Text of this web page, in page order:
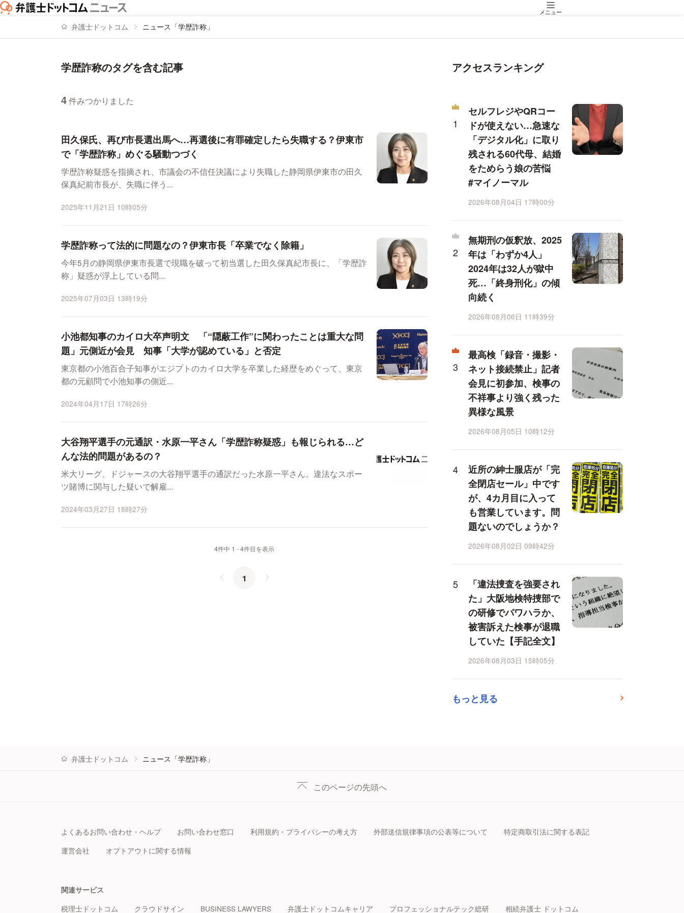
メニュー
弁護士ドットコム ニュース「学歴詐称」
学歴詐称のタグを含む記事
4件みつかりました
田久保氏、再び市長選出馬へ…再選後に有罪確定したら失職する？伊東市
で「学歴詐称」めぐる騒動つづく
学歴詐称疑惑を指摘され、市議会の不信任決議により失職した静岡県伊東市の田久
保真紀前市長が、失職に伴う...
2025年11月21日 10時05分
学歴詐称って法的に問題なの？伊東市長「卒業でなく除籍」
今年5月の静岡県伊東市長選で現職を破って初当選した田久保真紀市長に、「学歴詐
称」疑惑が浮上している問...
2025年07月03日 13時19分
小池都知事のカイロ大卒声明文 「“隠蔽工作”に関わったことは重大な問
題」元側近が会見 知事「大学が認めている」と否定
東京都の小池百合子知事がエジプトのカイロ大学を卒業した経歴をめぐって、東京
都の元顧問で小池知事の側近...
2024年04月17日 17時26分
大谷翔平選手の元通訳・水原一平さん「学歴詐称疑惑」も報じられる…ど
んな法的問題があるの？
米大リーグ、ドジャースの大谷翔平選手の通訳だった水原一平さん。違法なスポー
ツ賭博に関与した疑いで解雇...
2024年03月27日 18時27分
4件中 1 - 4件目を表示
1
アクセスランキング
セルフレジやQRコー
ドが使えない…急速な
「デジタル化」に取り
残される60代母、結婚
をためらう娘の苦悩
#マイノーマル
2026年08月04日 17時00分
無期刑の仮釈放、2025
年は「わずか4人」
2024年は32人が獄中
死…「終身刑化」の傾
向続く
2026年08月06日 11時39分
最高検「録音・撮影・
ネット接続禁止」記者
会見に初参加、検事の
不祥事より強く残った
異様な風景
2026年08月05日 10時12分
近所の紳士服店が「完
全閉店セール」中です
が、4カ月目に入って
も営業しています。問
題ないのでしょうか？
2026年08月02日 09時42分
「違法捜査を強要され
た」大阪地検特捜部で
の研修でパワハラか、
被害訴えた検事が退職
していた【手記全文】
2026年08月03日 15時05分
もっと見る
弁護士ドットコム ニュース「学歴詐称」
このページの先頭へ
よくあるお問い合わせ・ヘルプ お問い合わせ窓口 利用規約・プライバシーの考え方 外部送信規律事項の公表等について
特定商取引法に関する表記
運営会社
オプトアウトに関する情報
関連サービス
税理士ドットコム
クラウドサイン BUSINESS LAWYERS 弁護士ドットコムキャリア プロフェッショナルテック総研 相続弁護士 ドットコム